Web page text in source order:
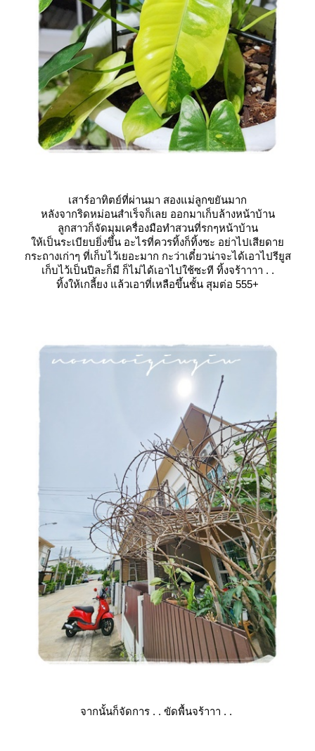
เสาร์อาทิตย์ที่ผ่านมา สองแม่ลูกขยันมาก
หลังจากริดหม่อนสำเร็จก็เลย ออกมาเก็บล้างหน้าบ้าน
ลูกสาวก็จัดมุมเครื่องมือทำสวนที่รกๆหน้าบ้าน
ห้เป็นระเบียบยิ่งขึ้น อะไรที่ควรทิ้งก็ทิ้งซะ อย่าไปเสียดา
กระถางเก่าๆ ที่เก็บไว้เยอะมาก กะว่าเดี๋ยวน่าจะได้เอาไปรียูส
เก็บไว้เป็นปีละก็มี ก็ไม่ได้เอาไปใช้ซะที ทิ้งจร้าาาา . .
ทิ้งให้เกลี้ยง แล้วเอาที่เหลือขึ้นชั้น สุมต่อ 555+
จากนั้นก็จัดการ . . ขัดพื้นจร้าาา . .